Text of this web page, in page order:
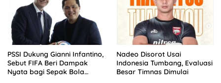
PSSI Dukung Gianni Infantino,
Sebut FIFA Beri Dampak
Nyata bagi Sepak Bola
Nadeo Disorot Usai
Indonesia Tumbang, Evaluasi
Besar Timnas Dimulai